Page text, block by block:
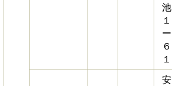
池
１
ー
６
１
安